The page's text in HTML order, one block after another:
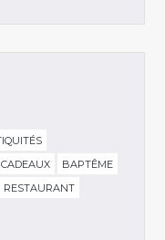
BAPTÊME
RESTAURANT